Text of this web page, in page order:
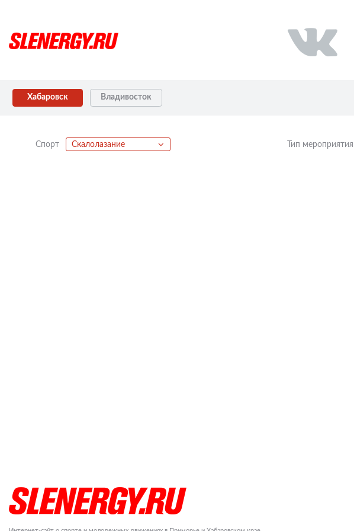
Хабаровск Владивосток
Спорт Скалолазание Тип мероприятия